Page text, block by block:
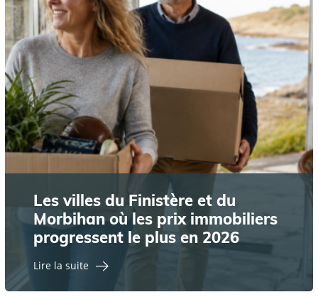
Les villes du Finistère et du
Morbihan où les prix immobiliers
progressent le plus en 2026
Lire la suite